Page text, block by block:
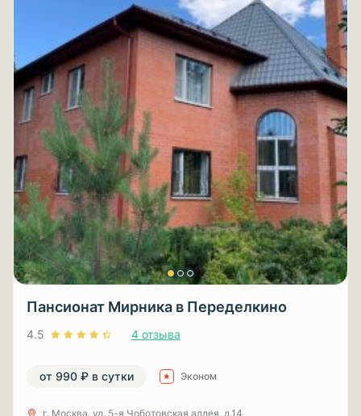
Пансионат Мирника в Переделкино
4.5 4 отзыва
от 990 ₽ в сутки Эконом
г. Москва, ул. 5-я Чоботовская аллея, д.14